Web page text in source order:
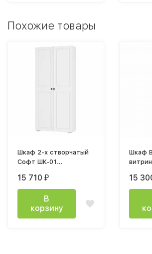
Похожие товары
Шкаф 2-х створчатый
Софт ШК-01
белый / эмаль белая
F26
15 710 ₽
В
корзину
Шкаф
15